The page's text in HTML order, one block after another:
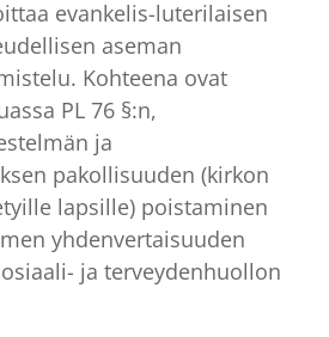
evankelis-luterilaisen
aseman
Kohteena ovat
PL 76 §:n,
ja
pakollisuuden (kirkon
lapsille) poistaminen
yhdenvertaisuuden
ja terveydenhuollon